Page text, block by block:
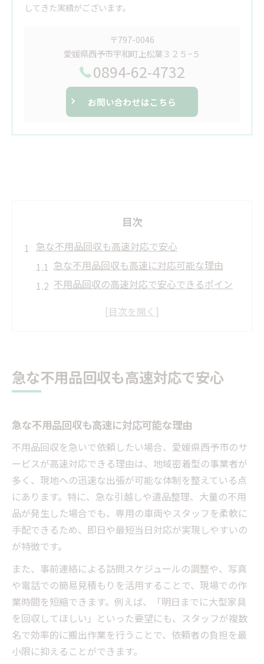
してきた実績がございます。
〒797-0046
愛媛県西予市宇和町上松葉３２５−５
0894-62-4732
お問い合わせはこちら
目次
急な不用品回収も高速対応で安心
急な不用品回収も高速に対応可能な理由
不用品回収の高速対応で安心できるポイン
急ぎの不用品回収依頼に強いサービス特徴
希望に沿った不用品回収の流れ紹介
スムーズな不用品回収を叶える手順を解説
不用品回収はどのように進むのか実例紹介
希望に合わせた不用品回収のポイント紹介
不用品回収依頼から完了までの流れ解説
柔軟対応が魅力の不用品回収活用術
柔軟対応ができる不用品回収の活用法
不用品回収で柔軟に対応してもらうコツ
多様なケースに強い不用品回収の選び方
不用品回収を柔軟に依頼するポイント
不用品回収の柔軟性が解決する悩みとは
大型家具もラクラク処分する秘訣とは
不用品回収で大型家具も簡単に処分可能
不用品回収で大型家具運び出しを楽にする
急な不用品回収も高速対応で安心
急な不用品回収も高速に対応可能な理由
不用品回収を急いで依頼したい場合、愛媛県西予市のサ
ービスが高速対応できる理由は、地域密着型の事業者が
多く、現地への迅速な出張が可能な体制を整えている点
にあります。特に、急な引越しや遺品整理、大量の不用
品が発生した場合でも、専用の車両やスタッフを柔軟に
手配できるため、即日や最短当日対応が実現しやすいの
が特徴です。
また、事前連絡による訪問スケジュールの調整や、写真
や電話での簡易見積もりを活用することで、現場での作
業時間を短縮できます。例えば、「明日までに大型家具
を回収してほしい」といった要望にも、スタッフが複数
名で効率的に搬出作業を行うことで、依頼者の負担を最
小限に抑えることができます。